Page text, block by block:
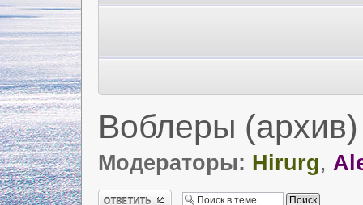
Воблеры (архив)
Модераторы: Hirurg,
Ответить